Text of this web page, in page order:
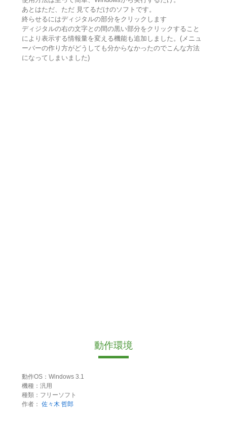
あとはただ、ただ 見てるだけのソフトです。
終らせるにはディジタルの部分をクリックします
ディジタルの右の文字との間の黒い部分をクリックすること
により表示する情報量を変える機能も追加しました。(メニュ
ーバーの作り方がどうしても分からなかったのでこんな方法
になってしまいました)
動作環境
動作OS：Windows 3.1
機種：汎用
種類：フリーソフト
作者： 佐々木 哲郎